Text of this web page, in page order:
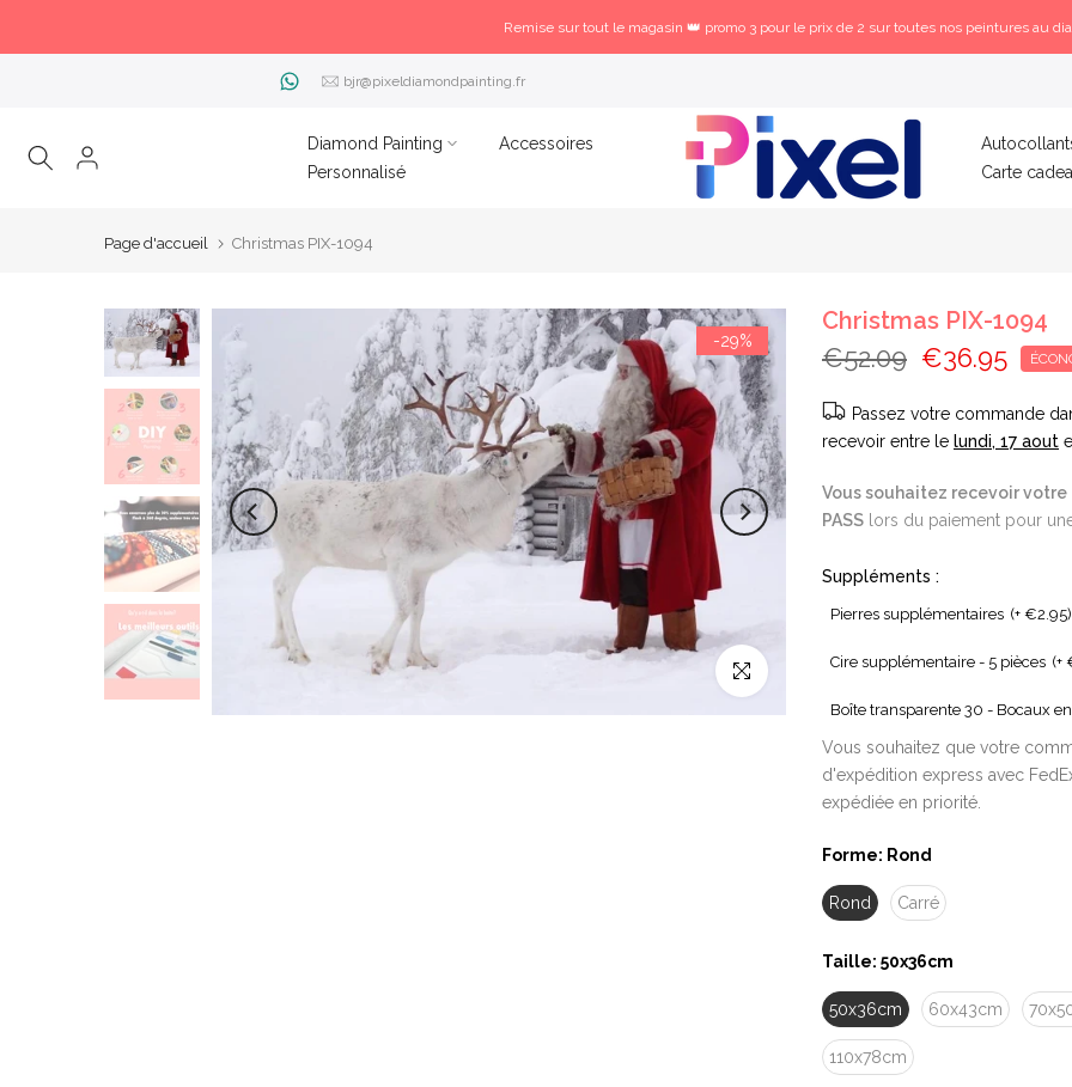
Remise sur tout le magasin 👑 promo 3 pour le prix de 2 sur toutes nos peintures au
bjr@pixeldiamondpainting.fr
Diamond Painting
Accessoires
Personnalisé
Carte
Page d'accueil Christmas PIX-1094
-29%
Cliquez pour agrandir
Christmas PIX-1094
€52.09 €36.95
Passez votre commande
recevoir entre le lundi, 17 aout
Vous souhaitez recevoir
PASS lors du paiement pour
Suppléments :
Pierres supplémentaires (+ €2.95)
Cire supplémentaire - 5 pièces (+
Boîte transparente 30 - Bocaux
Vous souhaitez que votre
d'expédition express avec
expédiée en priorité.
Forme: Rond
Rond Carré
Taille: 50x36cm
50x36cm 60x43cm
110x78cm